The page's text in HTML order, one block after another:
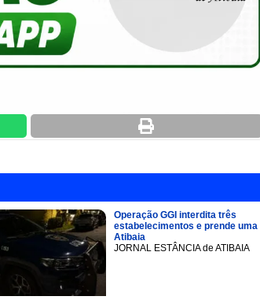
Operação GGI interdita três
estabelecimentos e prende uma
Atibaia
JORNAL ESTÂNCIA de ATIBAIA